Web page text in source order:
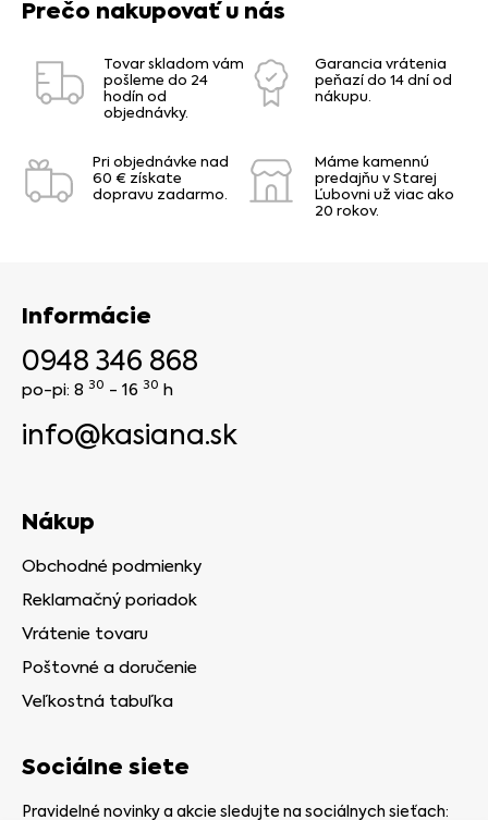
Prečo nakupovať u nás
Tovar skladom vám
pošleme do 24
hodín od
objednávky.
Garancia vrátenia
peňazí do 14 dní od
nákupu.
Pri objednávke nad
60 € získate
dopravu zadarmo.
Máme kamennú
predajňu v Starej
Ľubovni už viac ako
20 rokov.
Informácie
0948 346 868
po-pi: 8 30 - 16 30 h
info@kasiana.sk
Nákup
Obchodné podmienky
Reklamačný poriadok
Vrátenie tovaru
Poštovné a doručenie
Veľkostná tabuľka
Sociálne siete
Pravidelné novinky a akcie sledujte na sociálnych sieťach: